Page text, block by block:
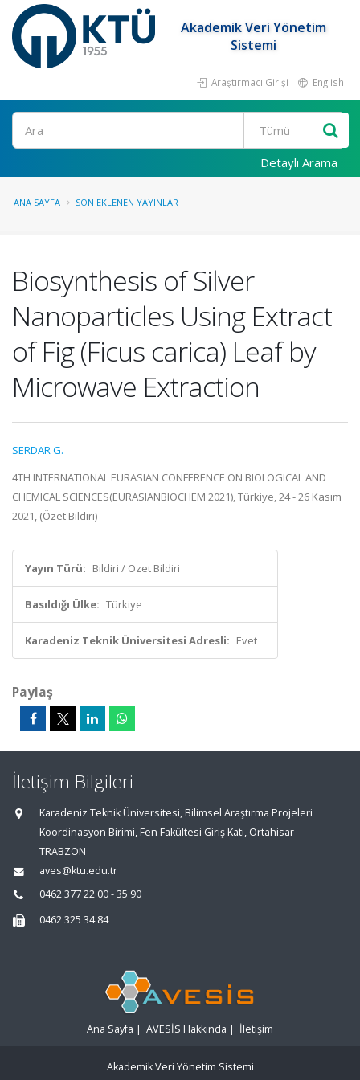
Akademik Veri Yönetim
Sistemi
Araştırmacı Girişi English
Ara
Detaylı Arama
ANA SAYFA SON EKLENEN YAYINLAR
Biosynthesis of Silver
Nanoparticles Using Extract
of Fig (Ficus carica) Leaf by
Microwave Extraction
SERDAR G.
4TH INTERNATIONAL EURASIAN CONFERENCE ON BIOLOGICAL AND
CHEMICAL SCIENCES(EURASIANBIOCHEM 2021), Türkiye, 24 - 26 Kasım
2021, (Özet Bildiri)
Yayın Türü: Bildiri / Özet Bildiri
Basıldığı Ülke: Türkiye
Karadeniz Teknik Üniversitesi Adresli: Evet
Paylaş
İletişim Bilgileri
Karadeniz Teknik Üniversitesi, Bilimsel Araştırma Projeleri
Koordinasyon Birimi, Fen Fakültesi Giriş Katı, Ortahisar
TRABZON
aves@ktu.edu.tr
0462 377 22 00 - 35 90
0462 325 34 84
Ana Sayfa | AVESİS Hakkında | İletişim
Akademik Veri Yönetim Sistemi